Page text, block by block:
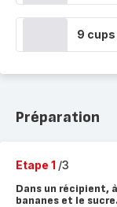
9
Préparation
Etape 1 /3
Dans un récipient,
bananes et le